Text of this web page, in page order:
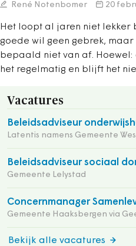
René Notenbomer 20
Het loopt al jaren niet lekker
goede wil geen gebrek,
bepaald niet van af.
het regelmatig en blijft het
Vacatures
Beleidsadviseur
Latentis namens Gemeente
Beleidsadviseur sociaal
Gemeente Lelystad
Concernmanager
Gemeente Haaksbergen via
Bekijk alle vacatures